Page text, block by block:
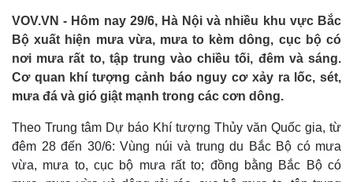
VOV.VN - Hôm nay 29/6, Hà Nội và nhiều khu vực Bắc
Bộ xuất hiện mưa vừa, mưa to kèm dông, cục bộ có
nơi mưa rất to, tập trung vào chiều tối, đêm và sáng.
Cơ quan khí tượng cảnh báo nguy cơ xảy ra lốc, sét,
mưa đá và gió giật mạnh trong các cơn dông.
Theo Trung tâm Dự báo Khí tượng Thủy văn Quốc gia, từ
đêm 28 đến 30/6: Vùng núi và trung du Bắc Bộ có mưa
vừa, mưa to, cục bộ mưa rất to; đồng bằng Bắc Bộ có